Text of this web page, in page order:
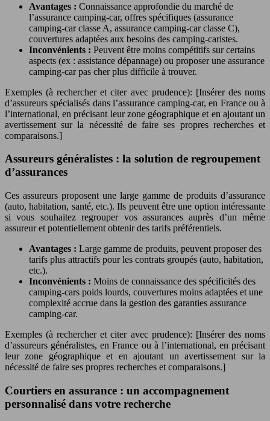
Avantages : Connaissance approfondie du marché de
l’assurance camping-car, offres spécifiques (assurance
camping-car classe A, assurance camping-car classe C),
couvertures adaptées aux besoins des camping-caristes.
Inconvénients : Peuvent être moins compétitifs sur certains
aspects (ex : assistance dépannage) ou proposer une assurance
camping-car pas cher plus difficile à trouver.
Exemples (à rechercher et citer avec prudence): [Insérer des noms
d’assureurs spécialisés dans l’assurance camping-car, en France ou à
l’international, en précisant leur zone géographique et en ajoutant un
avertissement sur la nécessité de faire ses propres recherches et
comparaisons.]
Assureurs généralistes : la solution de regroupement
d’assurances
Ces assureurs proposent une large gamme de produits d’assurance
(auto, habitation, santé, etc.). Ils peuvent être une option intéressante
si vous souhaitez regrouper vos assurances auprès d’un même
assureur et potentiellement obtenir des tarifs préférentiels.
Avantages : Large gamme de produits, peuvent proposer des
tarifs plus attractifs pour les contrats groupés (auto, habitation,
etc.).
Inconvénients : Moins de connaissance des spécificités des
camping-cars poids lourds, couvertures moins adaptées et une
complexité accrue dans la gestion des garanties assurance
camping-car.
Exemples (à rechercher et citer avec prudence): [Insérer des noms
d’assureurs généralistes, en France ou à l’international, en précisant
leur zone géographique et en ajoutant un avertissement sur la
nécessité de faire ses propres recherches et comparaisons.]
Courtiers en assurance : un accompagnement
personnalisé dans votre recherche